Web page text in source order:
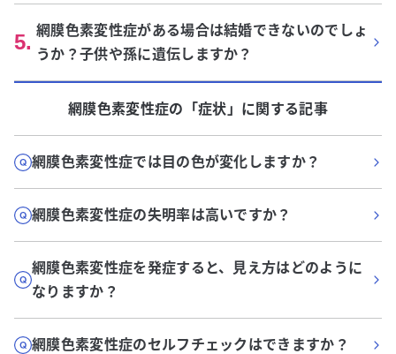
5. 網膜色素変性症がある場合は結婚できないのでしょ
うか？子供や孫に遺伝しますか？
網膜色素変性症の「症状 」に関する記事
網膜色素変性症では目の色が変化しますか？
網膜色素変性症の失明率は高いですか？
網膜色素変性症を発症すると、見え方はどのように
なりますか？
網膜色素変性症のセルフチェックはできますか？